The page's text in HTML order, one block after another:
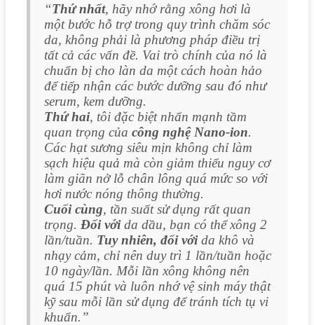
“Thứ nhất, hãy nhớ rằng xông hơi là
một bước hỗ trợtrong quy trình chăm sóc
da, không phải là phương pháp điều trị
tất cả các vấn đề. Vai trò chính của nó là
chuẩn bị cho làn da một cách hoàn hảo
để tiếp nhận các bước dưỡng sau đó như
serum, kem dưỡng.
Thứ hai, tôi đặc biệt nhấn mạnh tầm
quan trọng của công nghệ Nano-ion.
Các hạt sương siêu mịn không chỉ làm
sạch hiệu quả mà còn giảm thiểu nguy cơ
làm giãn nở lỗ chân lông quá mức so với
hơi nước nóng thông thường.
Cuối cùng, tần suất sử dụng rất quan
trọng. Đối vớida dầu, bạn có thể xông 2
lần/tuần. Tuy nhiên, đối vớida khô và
nhạy cảm, chỉ nên duy trì 1 lần/tuần hoặc
10 ngày/lần. Mỗi lần xông không nên
quá 15 phút và luôn nhớ vệ sinh máy thật
kỹ sau mỗi lần sử dụng để tránh tích tụ vi
khuẩn.”